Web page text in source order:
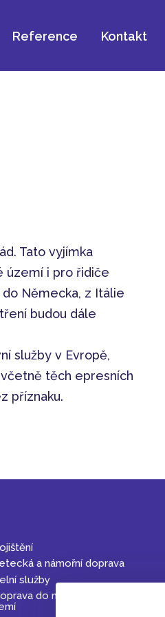
Reference Kontakt
Tato vyjímka
území i pro řidiče
Německa, z Itálie
budou dále
služby v Evropě,
těch epresních
příznaku.
a námořní doprava
služby
do nestandardních